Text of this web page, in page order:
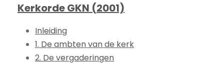
Kerkorde GKN (2001)
Inleiding
1. De ambten van de kerk
2. De vergaderingen